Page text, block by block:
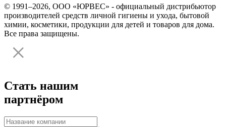
© 1991–2026, ООО «ЮРВЕС» - официальный дистрибьютор
производителей средств личной гигиены и ухода, бытовой
химии, косметики, продукции для детей и товаров для дома.
Все права защищены.
Стать нашим
партнёром